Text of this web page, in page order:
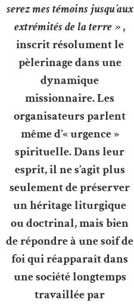
serez mes témoins jusqu’aux
extrémités de la terre »,
inscrit résolument le
pèlerinage dans une
dynamique
missionnaire. Les
organisateurs parlent
même d’« urgence »
spirituelle. Dans leur
esprit, il ne s’agit plus
seulement de préserver
un héritage liturgique
ou doctrinal, mais bien
de répondre à une soif de
foi qui réapparaît dans
une société longtemps
travaillée par